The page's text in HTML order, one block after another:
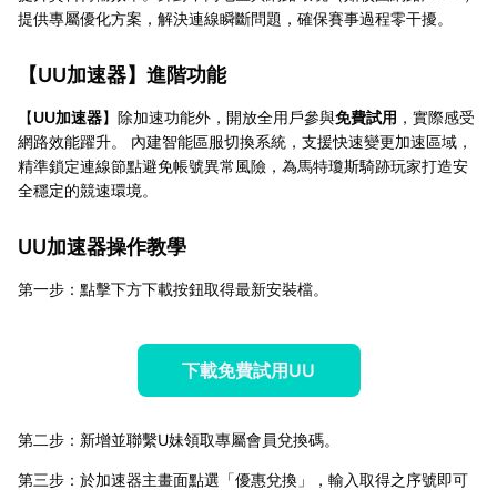
提供專屬優化方案，解決連線瞬斷問題，確保賽事過程零干擾。
【UU加速器】進階功能
【UU加速器】除加速功能外，開放全用戶參與免費試用 ，實際感受
網路效能躍升。 內建智能區服切換系統，支援快速變更加速區域，
精準鎖定連線節點避免帳號異常風險，為馬特瓊斯騎跡玩家打造安
全穩定的競速環境。
UU加速器操作教學
第一步：點擊下方下載按鈕取得最新安裝檔。
下載免費試用UU
第二步：新增並聯繫U妹領取專屬會員兌換碼。
第三步：於加速器主畫面點選「優惠兌換」，輸入取得之序號即可